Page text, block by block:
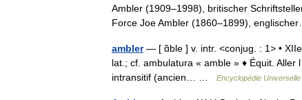
Ambler (1909–1998), britischer
Force Joe Ambler (1860–1899),
ambler— [ ɑ̃ble ] v. intr. <conjug. : 1> •
lat.; cf. ambulatura « amble » ♦ Équit.
intransitif (ancien… …
Encyclopédie Universelle